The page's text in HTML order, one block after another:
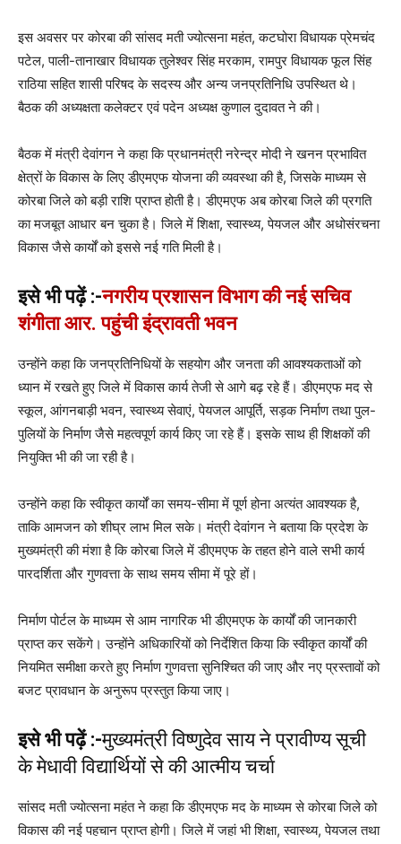
इस अवसर पर कोरबा की सांसद मती ज्योत्सना महंत, कटघोरा विधायक प्रेमचंद
पटेल, पाली-तानाखार विधायक तुलेश्वर सिंह मरकाम, रामपुर विधायक फूल सिंह
राठिया सहित शासी परिषद के सदस्य और अन्य जनप्रतिनिधि उपस्थित थे।
बैठक की अध्यक्षता कलेक्टर एवं पदेन अध्यक्ष कुणाल दुदावत ने की।
बैठक में मंत्री देवांगन ने कहा कि प्रधानमंत्री नरेन्द्र मोदी ने खनन प्रभावित
क्षेत्रों के विकास के लिए डीएमएफ योजना की व्यवस्था की है, जिसके माध्यम से
कोरबा जिले को बड़ी राशि प्राप्त होती है। डीएमएफ अब कोरबा जिले की प्रगति
का मजबूत आधार बन चुका है। जिले में शिक्षा, स्वास्थ्य, पेयजल और अधोसंरचना
विकास जैसे कार्यों को इससे नई गति मिली है।
इसे भी पढ़ें :-नगरीय प्रशासन विभाग की नई सचिव
शंगीता आर. पहुंची इंद्रावती भवन
उन्होंने कहा कि जनप्रतिनिधियों के सहयोग और जनता की आवश्यकताओं को
ध्यान में रखते हुए जिले में विकास कार्य तेजी से आगे बढ़ रहे हैं। डीएमएफ मद से
स्कूल, आंगनबाड़ी भवन, स्वास्थ्य सेवाएं, पेयजल आपूर्ति, सड़क निर्माण तथा पुल-
पुलियों के निर्माण जैसे महत्वपूर्ण कार्य किए जा रहे हैं। इसके साथ ही शिक्षकों की
नियुक्ति भी की जा रही है।
उन्होंने कहा कि स्वीकृत कार्यों का समय-सीमा में पूर्ण होना अत्यंत आवश्यक है,
ताकि आमजन को शीघ्र लाभ मिल सके। मंत्री देवांगन ने बताया कि प्रदेश के
मुख्यमंत्री की मंशा है कि कोरबा जिले में डीएमएफ के तहत होने वाले सभी कार्य
पारदर्शिता और गुणवत्ता के साथ समय सीमा में पूरे हों।
निर्माण पोर्टल के माध्यम से आम नागरिक भी डीएमएफ के कार्यों की जानकारी
प्राप्त कर सकेंगे। उन्होंने अधिकारियों को निर्देशित किया कि स्वीकृत कार्यों की
नियमित समीक्षा करते हुए निर्माण गुणवत्ता सुनिश्चित की जाए और नए प्रस्तावों को
बजट प्रावधान के अनुरूप प्रस्तुत किया जाए।
इसे भी पढ़ें :-मुख्यमंत्री विष्णुदेव साय ने प्रावीण्य सूची
के मेधावी विद्यार्थियों से की आत्मीय चर्चा
सांसद मती ज्योत्सना महंत ने कहा कि डीएमएफ मद के माध्यम से कोरबा जिले को
विकास की नई पहचान प्राप्त होगी। जिले में जहां भी शिक्षा, स्वास्थ्य, पेयजल तथा